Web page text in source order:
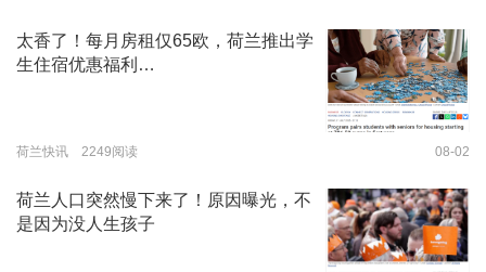
太香了！每月房租仅65欧，荷兰推出学
生住宿优惠福利…
荷兰快讯 2249阅读 08-02
荷兰人口突然慢下来了！原因曝光，不
是因为没人生孩子